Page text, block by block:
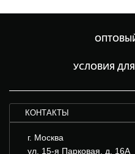
УСЛОВИЯ
КОНТАКТЫ
г. Москва
ул. 15-я Парковая, д. 16А